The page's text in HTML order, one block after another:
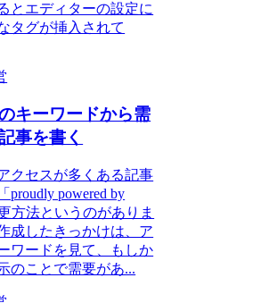
とエディターの設定に
タグが挿入されて
キーワードから需
事を書く
クセスが多くある記事
proudly powered by
方法というのがありま
成したきっかけは、ア
ワードを見て、もしか
のことで需要があ...